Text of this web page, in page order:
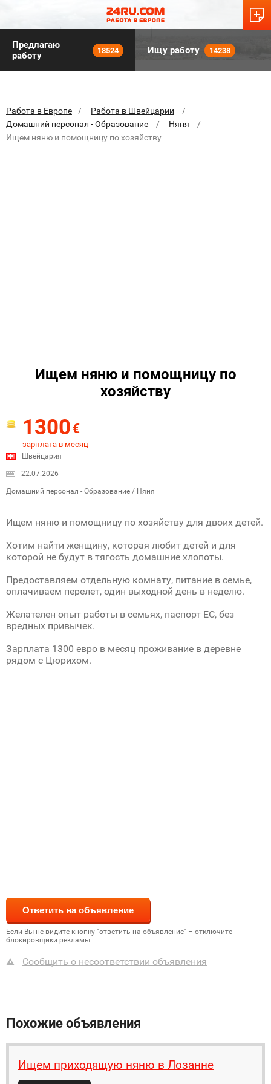
Предлагаю
работу
18524 Ищу работу 14238
Работа в Европе
Работа в Швейцарии
Домашний персонал - Образование
Няня
Ищем няню и помощницу по хозяйству
Ищем няню и помощницу по
хозяйству
1300€
зарплата в месяц
Швейцария
22.07.2026
Домашний персонал - Образование / Няня
Ищем няню и помощницу по хозяйству для двоих детей.
Хотим найти женщину, которая любит детей и для
которой не будут в тягость домашние хлопоты.
Предоставляем отдельную комнату, питание в семье,
оплачиваем перелет, один выходной день в неделю.
Желателен опыт работы в семьях, паспорт ЕС, без
вредных привычек.
Зарплата 1300 евро в месяц проживание в деревне
рядом с Цюрихом.
Если Вы не видите кнопку "ответить на объявление" – отключите
блокировщики рекламы
Сообщить о несоответствии объявления
Похожие объявления
Ищем приходящую няню в Лозанне